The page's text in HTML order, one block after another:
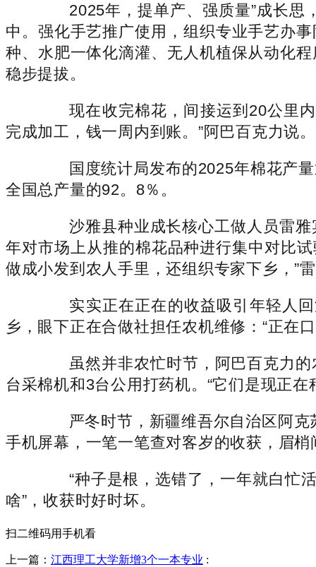
2025年，提单产、强质量”成长思
中。强化手艺推广使用，组织专业手艺办
种、水肥一体化滴灌、无人机植保从动化
稳步提拔。
现在收完棉花，间接运到20公里内
完成加工，钱一周内到账。”阿巴百克力说。
国度统计局发布的2025年棉花产量
全国总产量的92。8％。
沙雅县种业成长核心工做人员雷雅
年对市场上从推的棉花品种进行集中对比
做成小发到农人手里，还组织专家下乡，”
实实正在正在的收益吸引年轻人回
乡，眼下正在合做社担任农机维修：“正在
虽然并非农忙时节，阿巴百克力的
台采棉机和3台公用打药机。“它们是现正在
严冬时节，新疆维吾尔自治区阿克
手机屏幕，一笔一笔查对客岁的收获，眉
“种子是根，选错了，一年就白忙活
啥”，收获时好时坏。
扫二维码用手机看
上一篇： 江西理工大学新增3个一本专业 :